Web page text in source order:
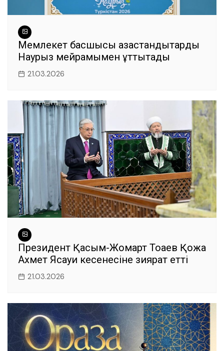
Мемлекет басшысы қазақстандықтарды
Наурыз мейрамымен құттықтады
21.03.2026
Президент Қасым-Жомарт Тоқаев Қожа
Ахмет Ясауи кесенесіне зиярат етті
21.03.2026